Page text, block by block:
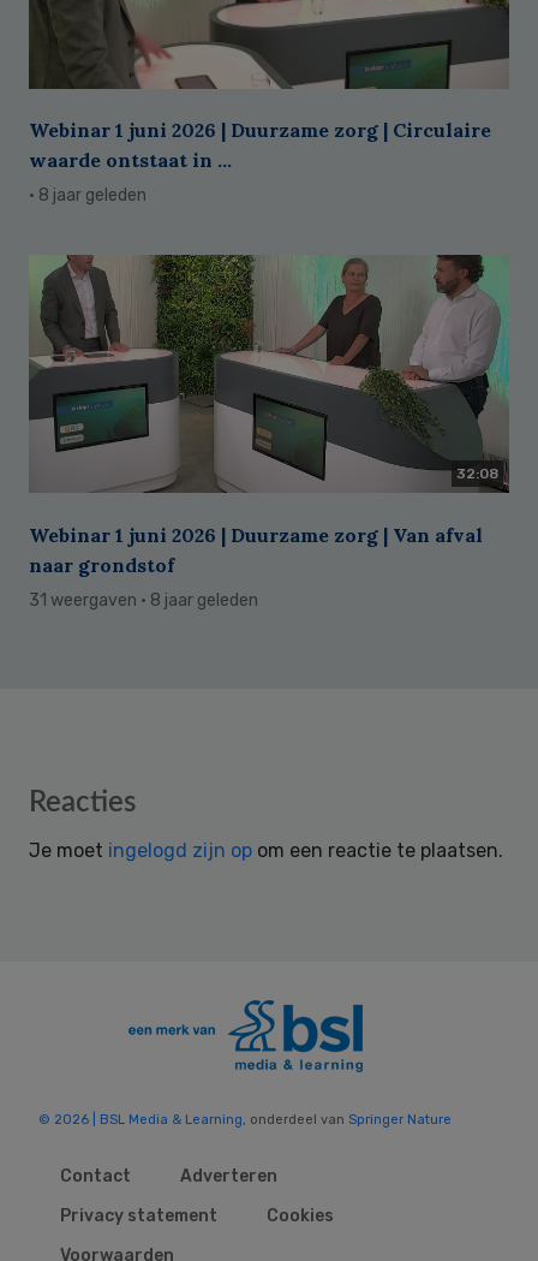
Webinar 1 juni 2026 | Duurzame zorg | Circulaire
waarde ontstaat in ...
· 8 jaar geleden
32:08
Webinar 1 juni 2026 | Duurzame zorg | Van afval
naar grondstof
31 weergaven · 8 jaar geleden
Reader
Reacties
Je moet ingelogd zijn op om een reactie te plaatsen.
© 2026 | BSL Media & Learning, onderdeel van Springer Nature
Contact
Adverteren
Privacy statement
Cookies
Voorwaarden